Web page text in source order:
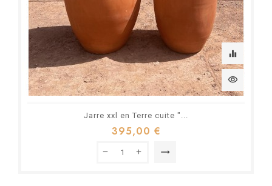
equalizer
visibility
Jarre xxl en Terre cuite "...
395,00 €
trending_flat